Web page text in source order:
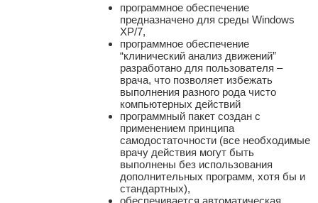
программное обеспечение
предназначено для среды Windows
XP/7,
программное обеспечение
“клинический анализ движений”
разработано для пользователя –
врача, что позволяет избежать
выполнения разного рода чисто
компьютерных действий
программный пакет создан с
применением принципа
самодостаточности (все необходимые
врачу действия могут быть
выполнены без использования
дополнительных программ, хотя бы и
стандартных),
обеспечивается автоматическая